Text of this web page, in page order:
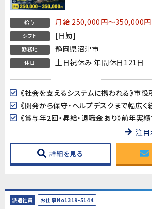
給与 月給 250,000円～350,000円
シフト [日勤]
勤務地 静岡県沼津市
休日 土日祝休み 年間休日121日
注目
詳細を見る
派遣社員 お仕事No1319-5144